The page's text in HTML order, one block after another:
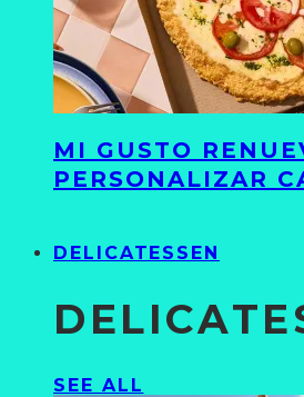
MI GUSTO
PERSONALIZAR
DELICATESSEN
SEE ALL